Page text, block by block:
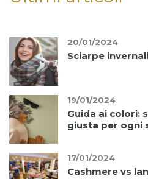
20/01/2024
Sciarpe
19/01/2024
Guida ai colori:
giusta per ogni
17/01/2024
Cashmere vs